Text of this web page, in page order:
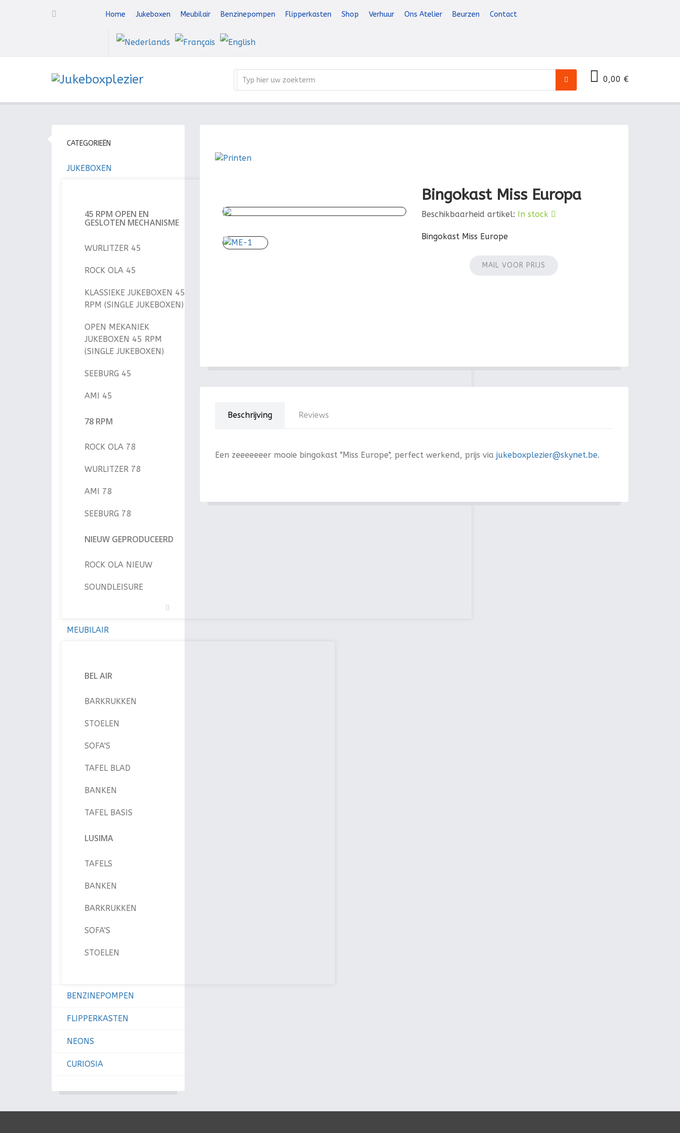
Home Jukeboxen Meubilair Benzinepompen Flipperkasten Shop Verhuur Ons Atelier Beurzen Contact
0,00 €
CATEGORIEËN
JUKEBOXEN
45 RPM OPEN EN
GESLOTEN MECHANISME
WURLITZER 45
ROCK OLA 45
KLASSIEKE JUKEBOXEN 45
RPM (SINGLE JUKEBOXEN)
OPEN MEKANIEK
JUKEBOXEN 45 RPM
(SINGLE JUKEBOXEN)
SEEBURG 45
AMI 45
78 RPM
ROCK OLA 78
WURLITZER 78
AMI 78
SEEBURG 78
NIEUW GEPRODUCEERD
ROCK OLA NIEUW
SOUNDLEISURE
MEUBILAIR
BEL AIR
BARKRUKKEN
STOELEN
SOFA'S
TAFEL BLAD
BANKEN
TAFEL BASIS
LUSIMA
TAFELS
BANKEN
BARKRUKKEN
SOFA'S
STOELEN
BENZINEPOMPEN
FLIPPERKASTEN
NEONS
CURIOSIA
Bingokast Miss Europa
Beschikbaarheid artikel: In stock
Bingokast Miss Europe
MAIL VOOR PRIJS
Beschrijving Reviews
Een zeeeeeeer mooie bingokast "Miss Europe", perfect werkend, prijs via jukeboxplezier@skynet.be.